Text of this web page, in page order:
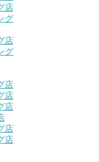
店
グ
店
グ
店
店
店
店
店